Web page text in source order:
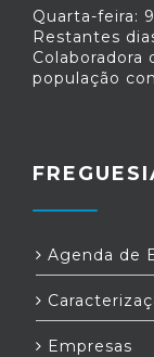
Quarta-feira:
Restantes
Colaboradora
população
Agenda de
Empresas